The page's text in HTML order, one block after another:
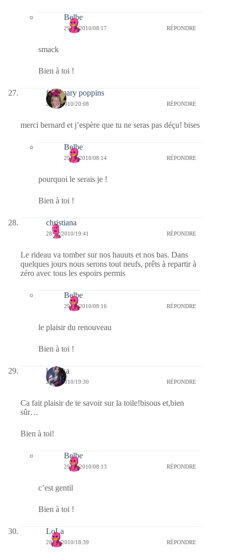
Belbe
29/12/2010/08:17 RÉPONDRE
smack
Bien à toi !
fabymary poppins
28/12/2010/20:08 RÉPONDRE
merci bernard et j’espère que tu ne seras pas déçu! bises
Belbe
29/12/2010/08:14 RÉPONDRE
pourquoi le serais je !
Bien à toi !
christiana
28/12/2010/19:41 RÉPONDRE
Le rideau va tomber sur nos hauuts et nos bas. Dans
quelques jours nous serons tout neufs, prêts à repartir à
zéro avec tous les espoirs permis
Belbe
29/12/2010/08:16 RÉPONDRE
le plaisir du renouveau
Bien à toi !
kalinka
28/12/2010/19:30 RÉPONDRE
Ca fait plaisir de te savoir sur la toile!bisous et,bien
sûr…
Bien à toi!
Belbe
29/12/2010/08:13 RÉPONDRE
c’est gentil
Bien à toi !
LoLa
28/12/2010/18:39 RÉPONDRE